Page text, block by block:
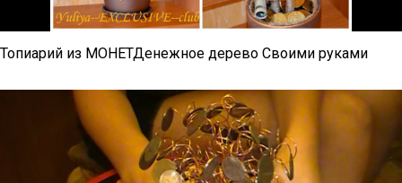
Топиарий из МОНЕТДенежное дерево Своими руками